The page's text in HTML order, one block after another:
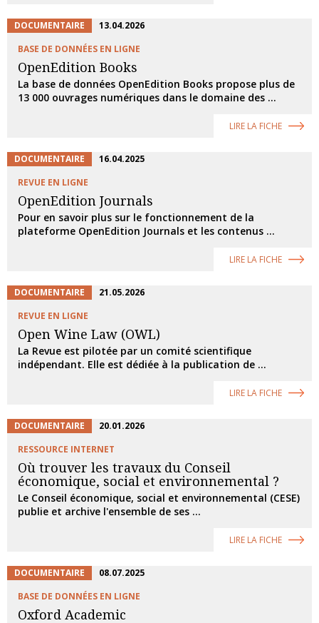
DOCUMENTAIRE
13.04.2026
BASE DE DONNÉES EN LIGNE
OpenEdition Books
La base de données OpenEdition Books propose plus de
13 000 ouvrages numériques dans le domaine des ...
LIRE LA FICHE
DOCUMENTAIRE
16.04.2025
REVUE EN LIGNE
OpenEdition Journals
Pour en savoir plus sur le fonctionnement de la
plateforme OpenEdition Journals et les contenus ...
LIRE LA FICHE
DOCUMENTAIRE
21.05.2026
REVUE EN LIGNE
Open Wine Law (OWL)
La Revue est pilotée par un comité scientifique
indépendant. Elle est dédiée à la publication de ...
LIRE LA FICHE
DOCUMENTAIRE
20.01.2026
RESSOURCE INTERNET
Où trouver les travaux du Conseil
économique, social et environnemental ?
Le Conseil économique, social et environnemental (CESE)
publie et archive l'ensemble de ses ...
LIRE LA FICHE
DOCUMENTAIRE
08.07.2025
BASE DE DONNÉES EN LIGNE
Oxford Academic